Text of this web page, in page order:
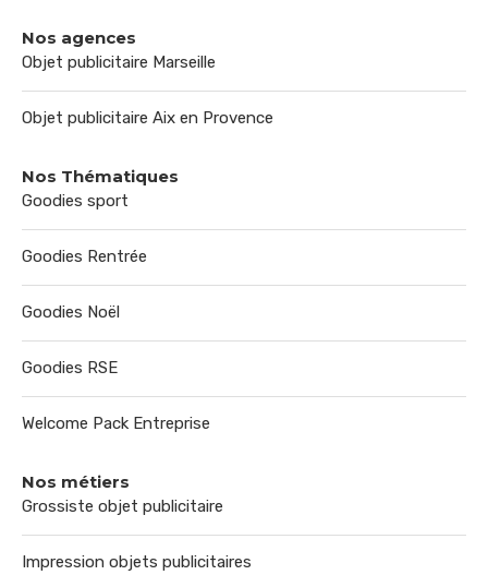
Nos agences
Objet publicitaire Marseille
Objet publicitaire Aix en Provence
Nos Thématiques
Goodies sport
Goodies Rentrée
Goodies Noël
Goodies RSE
Welcome Pack Entreprise
Nos métiers
Grossiste objet publicitaire
Impression objets publicitaires